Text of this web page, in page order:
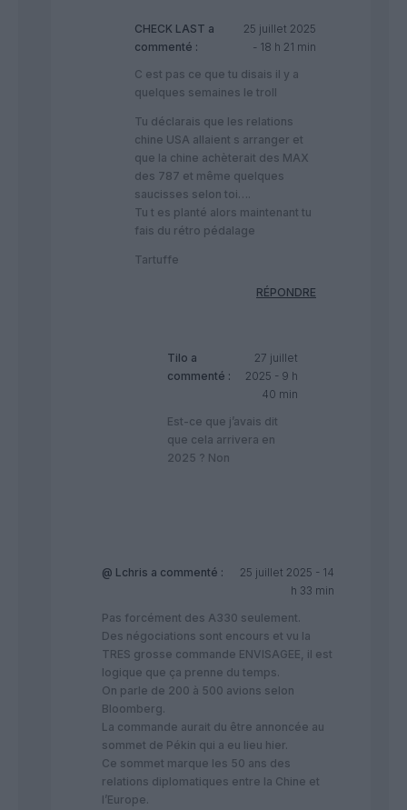
CHECK LAST a
commenté :
25 juillet 2025
- 18 h 21 min
C est pas ce que tu disais il y a
quelques semaines le troll
Tu déclarais que les relations
chine USA allaient s arranger et
que la chine achèterait des MAX
des 787 et même quelques
saucisses selon toi….
Tu t es planté alors maintenant tu
fais du rétro pédalage
Tartuffe
RÉPONDRE
Tilo a
commenté :
27 juillet
2025 - 9 h
40 min
Est-ce que j’avais dit
que cela arrivera en
2025 ? Non
@ Lchris a commenté :
25 juillet 2025 - 14
h 33 min
Pas forcément des A330 seulement.
Des négociations sont encours et vu la
TRES grosse commande ENVISAGEE, il est
logique que ça prenne du temps.
On parle de 200 à 500 avions selon
Bloomberg.
La commande aurait du être annoncée au
sommet de Pékin qui a eu lieu hier.
Ce sommet marque les 50 ans des
relations diplomatiques entre la Chine et
l’Europe.